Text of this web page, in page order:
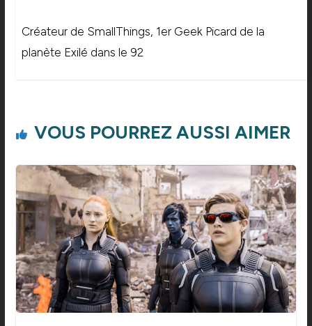
Créateur de SmallThings, 1er Geek Picard de la
planète Exilé dans le 92
VOUS POURREZ AUSSI AIMER